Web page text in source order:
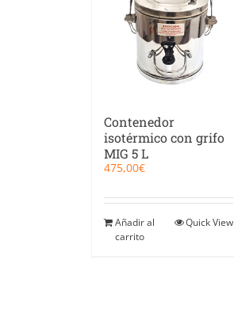
Contenedor
isotérmico con grifo
MIG 5 L
475,00€
Añadir al
carrito
Quick View